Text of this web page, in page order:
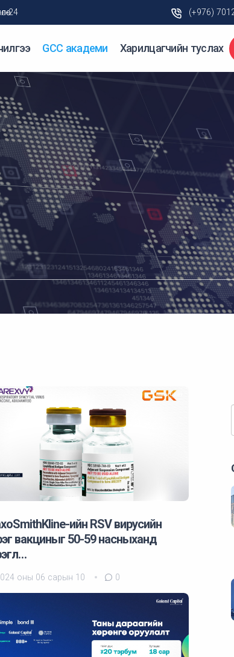
24 (+976)
GCC академи Харилцагчийн туслах
ийн RSV вирусийн
вакциныг 50-59 насныханд
оны 06 сарын 10 0